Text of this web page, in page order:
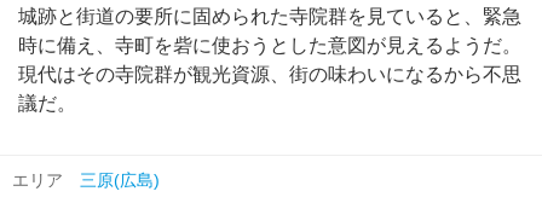
城跡と街道の要所に固められた寺院群を見ていると、緊急
時に備え、寺町を砦に使おうとした意図が見えるようだ。
現代はその寺院群が観光資源、街の味わいになるから不思
議だ。
エリア 三原(広島)